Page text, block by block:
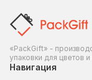
«PackGift» -
упаковки для цветов
Навигация